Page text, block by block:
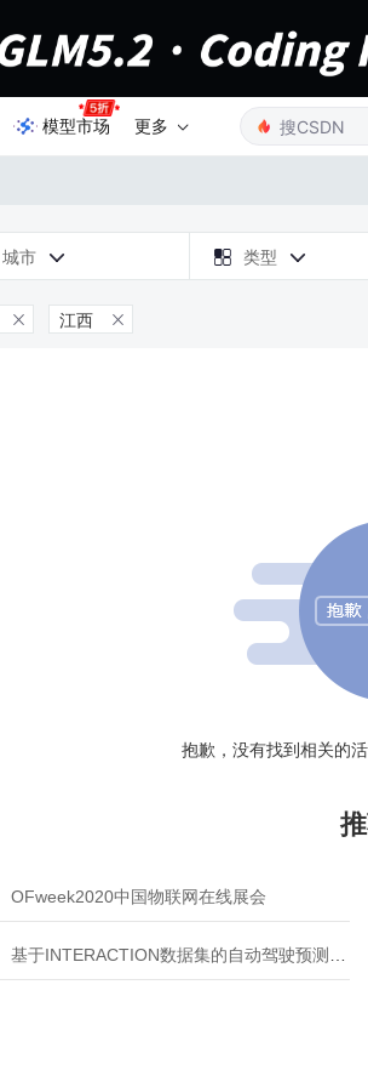
模型市场 更多
城市   类型 
 江西 
抱歉，没有找到相关的
OFweek2020中国物联网在线展会
基于INTERACTION数据集的自动驾驶预测模型挑战赛